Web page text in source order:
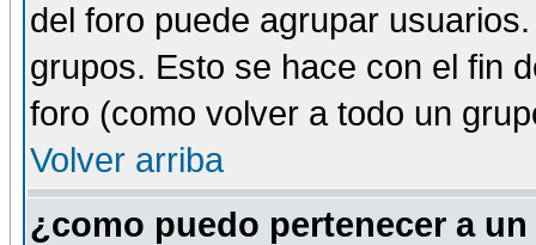
del foro puede agrupar
grupos. Esto se hace con el fin
foro (como volver a todo un
Volver arriba
¿como puedo pertenecer a